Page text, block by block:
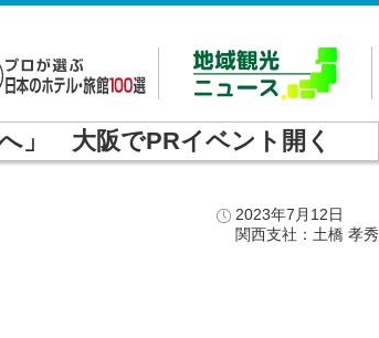
」 大阪でPRイベント開く
2023年7月12日
関西支社：土橋 孝秀